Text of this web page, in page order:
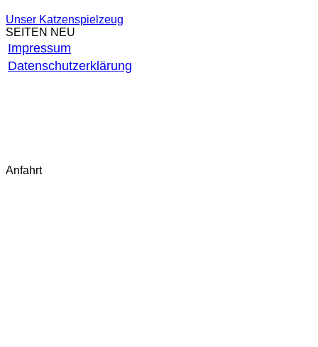
Unser Katzenspielzeug
SEITEN NEU
Impressum
Datenschutzerklärung
Anfahrt